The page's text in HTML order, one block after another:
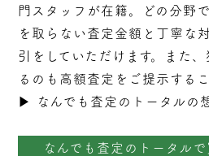
門スタッフが在籍。どの分野
を取らない査定 金額と丁寧な
引をしていただけます。また
るのも高額査定をご提示する
▶︎
なんでも査定のトータルの
なんでも査定のトータル